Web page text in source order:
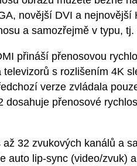
novější DVI a nejnovější
a samozřejmě v typu,
přináší přenosovou
s rozlišením 4K
verze zvládala
dosahuje přenosové
32 zvukových kanálů a
auto lip-sync (video/zvuk)